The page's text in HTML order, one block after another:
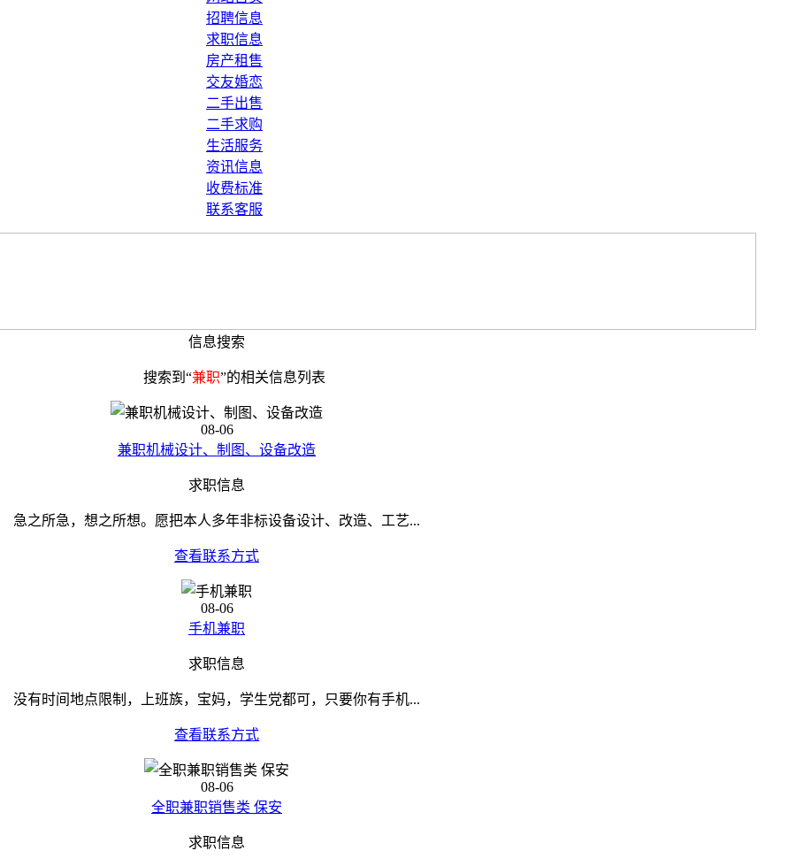
招聘信息
求职信息
房产租售
交友婚恋
二手出售
二手求购
生活服务
资讯信息
收费标准
联系客服
信息搜索
搜索到“兼职”的相关信息列表
08-06
兼职机械设计、制图、设备改造
求职信息
急之所急，想之所想。愿把本人多年非标设备设计、改造、工艺...
查看联系方式
08-06
手机兼职
求职信息
没有时间地点限制，上班族，宝妈，学生党都可，只要你有手机...
查看联系方式
08-06
全职兼职销售类 保安
求职信息